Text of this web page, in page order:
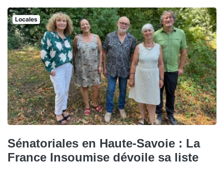
Locales
Sénatoriales en Haute-Savoie : La
France Insoumise dévoile sa liste